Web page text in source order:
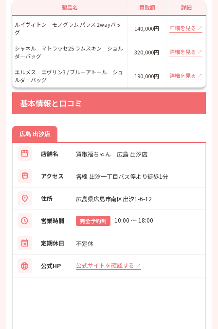
製品名 買取額 詳細
ルイヴィトン モノグラム パラス 2wayバッ
グ
140,000円 詳細を見る
シャネル マトラッセ25 ラムスキン ショル
ダーバッグ
320,000円 詳細を見る
エルメス エヴリン3 / ブルーアトール ショ
ルダーバッグ
190,000円 詳細を見る
基本情報と口コミ
広島 出汐店
storefront 店舗名 買取福ちゃん 広島 出汐店
train アクセス 各線 出汐一丁目バス停より徒歩1分
location_on 住所 広島県広島市南区出汐1-6-12
schedule 営業時間 完全予約制 10:00 ～ 18:00
event_busy 定期休日 不定休
language 公式HP 公式サイトを確認する